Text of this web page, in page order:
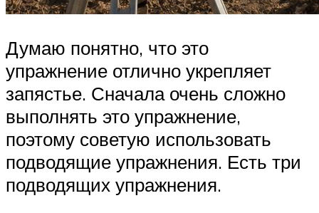
Думаю понятно, что это
упражнение отлично укрепляет
запястье. Сначала очень сложно
выполнять это упражнение,
поэтому советую использовать
подводящие упражнения. Есть три
подводящих упражнения.